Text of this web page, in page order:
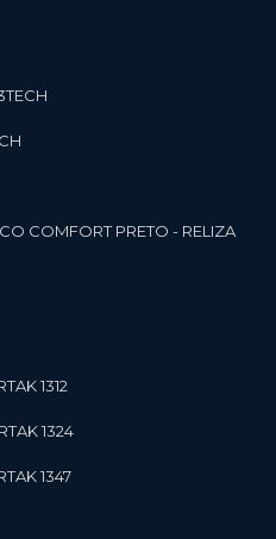
COMFORT PRETO - RELIZA
1312
1324
1347